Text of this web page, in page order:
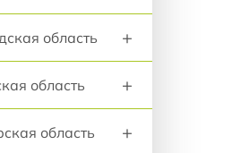
область +
область +
область +